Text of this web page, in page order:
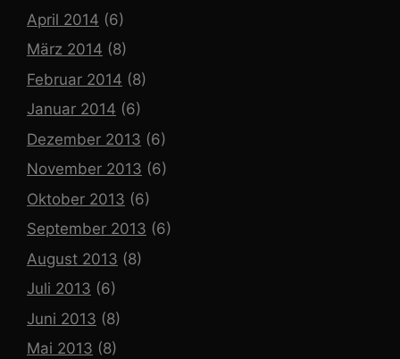
April 2014 (6)
März 2014 (8)
Februar 2014 (8)
Januar 2014 (6)
Dezember 2013 (6)
November 2013 (6)
Oktober 2013 (6)
September 2013 (6)
August 2013 (8)
Juli 2013 (6)
Juni 2013 (8)
Mai 2013 (8)